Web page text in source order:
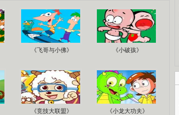
《飞哥与小佛》 《小破孩》
《竞技大联盟》 《小龙大功夫》